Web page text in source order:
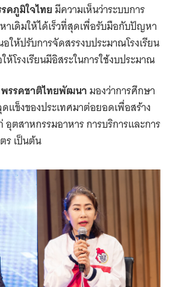
คภูมิใจไทยมีความเห็นว่าระบบการ
เดิมให้ได้เร็วที่สุดเพื่อรับมือกับปัญหา
ให้ปรับการจัดสรรงบประมาณโรงเรียน
ห้โรงเรียนมีอิสระในการใช้งบประมาณ
รรคชาติไทยพัฒนามองว่าการศึกษา
แข็งของประเทศมาต่อยอดเพื่อสร้าง
ตสาหกรรมอาหาร การบริการและการ
ร เป็นต้น